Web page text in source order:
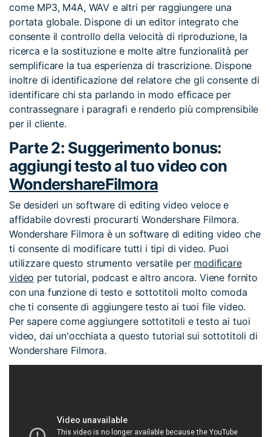
come MP3, M4A, WAV e altri per raggiungere una
portata globale. Dispone di un editor integrato che
consente il controllo della velocità di riproduzione, la
ricerca e la sostituzione e molte altre funzionalità per
semplificare la tua esperienza di trascrizione. Dispone
inoltre di identificazione del relatore che gli consente di
identificare chi sta parlando in modo efficace per
contrassegnare i paragrafi e renderlo più comprensibile
per il cliente.
Parte 2: Suggerimento bonus:
aggiungi testo al tuo video con
WondershareFilmora
Se desideri un software di editing video veloce e
affidabile dovresti procurarti Wondershare Filmora.
Wondershare Filmora è un software di editing video che
ti consente di modificare tutti i tipi di video. Puoi
utilizzare questo strumento versatile per modificare
video per tutorial, podcast e altro ancora. Viene fornito
con una funzione di testo e sottotitoli molto comoda
che ti consente di aggiungere testo ai tuoi file video.
Per sapere come aggiungere sottotitoli e testo ai tuoi
video, dai un'occhiata a questo tutorial sui sottotitoli di
Wondershare Filmora.